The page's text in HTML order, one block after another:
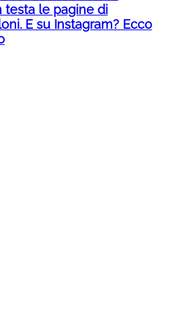
testa le pagine di
E su Instagram? Ecco